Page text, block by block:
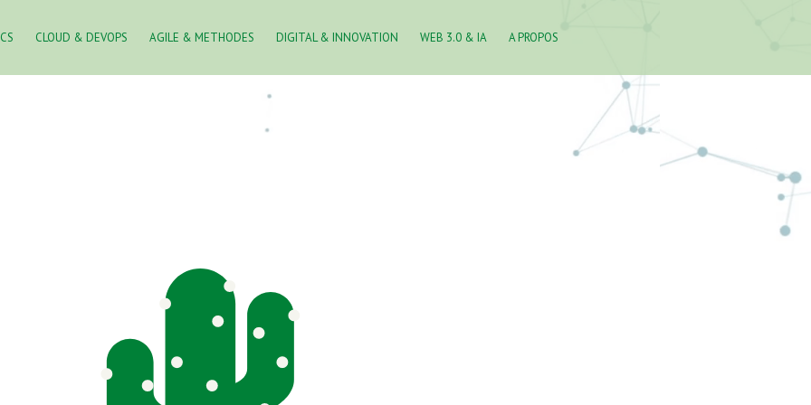
CLOUD & DEVOPS AGILE & METHODES DIGITAL & INNOVATION WEB 3.0 & IA A PROPOS